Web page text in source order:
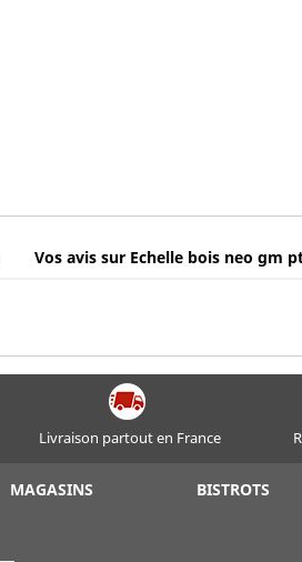
Vos avis sur Echelle bois neo gm
Livraison partout en France
MAGASINS BISTROTS